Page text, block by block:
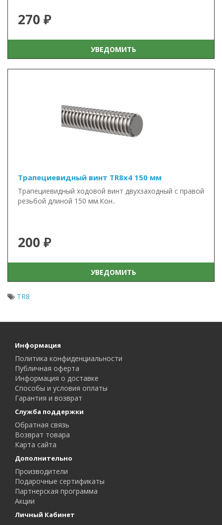
270 ₽
УВЕДОМИТЬ
Трапециевидный винт TR8x4 150 мм
Трапециевидный ходовой винт двухзаходный с правой
резьбой длиной 150 мм.Кон..
200 ₽
УВЕДОМИТЬ
TR8
Информация
Политика конфиденциальности
Публичная оферта
Информация о доставке
Способы и условия оплаты
Гарантия и возврат
Служба поддержки
Обратная связь
Возврат товара
Карта сайта
Дополнительно
Производители
Подарочные сертификаты
Партнерская программа
Акции
Личный Кабинет